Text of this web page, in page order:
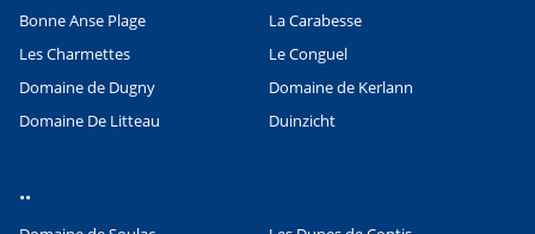
Bonne Anse Plage
La Carabesse
Les Charmettes
Le Conguel
Domaine de Dugny
Domaine de Kerlann
Domaine De Litteau
Duinzicht
..